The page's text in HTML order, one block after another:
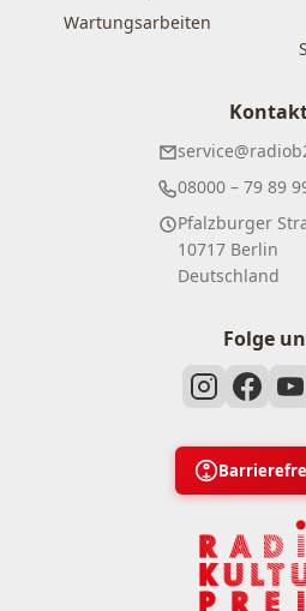
Wartungsarbeiten
08000 – 79 89
Pfalzburger
10717 Berlin
Deutschland
Folge